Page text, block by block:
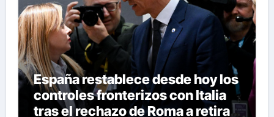
España restablece desde hoy los
controles fronterizos con Italia
tras el rechazo de Roma a retirar